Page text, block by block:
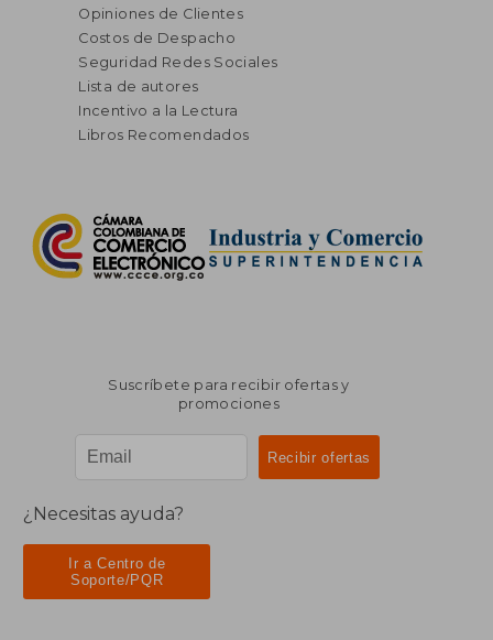
Opiniones de Clientes
Costos de Despacho
Seguridad Redes Sociales
Lista de autores
Incentivo a la Lectura
Libros Recomendados
Suscríbete para recibir ofertas y
promociones
¿Necesitas ayuda?
Ir a Centro de
Soporte/PQR